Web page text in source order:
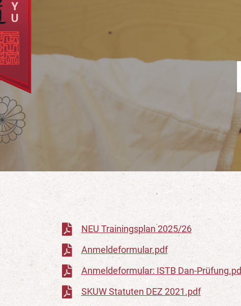
NEU Trainingsplan 2025/26
Anmeldeformular.pdf
Anmeldeformular: ISTB Dan-
SKUW Statuten DEZ 2021.pdf